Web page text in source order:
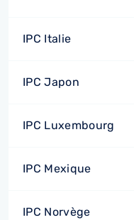
IPC Italie
IPC Japon
IPC Luxembourg
IPC Mexique
IPC Norvège